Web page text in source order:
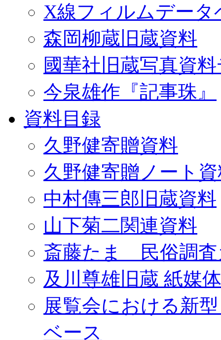
X線フィルムデータ
森岡柳蔵旧蔵資料
國華社旧蔵写真資
今泉雄作『記事珠』
資料目録
久野健寄贈資料
久野健寄贈ノート
中村傳三郎旧蔵資料
山下菊二関連資料
斎藤たま 民俗調査
及川尊雄旧蔵 紙媒
展覧会における新
ベース